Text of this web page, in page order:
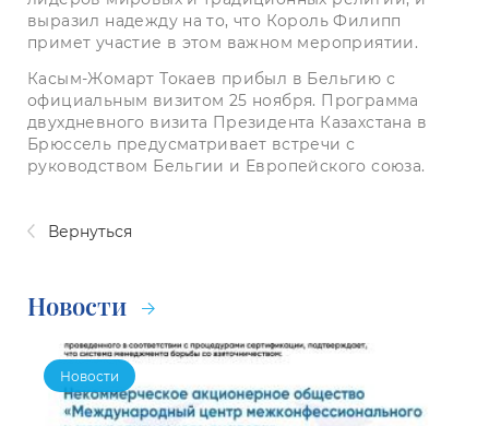
выразил надежду на то, что Король Филипп
примет участие в этом важном мероприятии.
Касым-Жомарт Токаев прибыл в Бельгию с
официальным визитом 25 ноября. Программа
двухдневного визита Президента Казахстана в
Брюссель предусматривает встречи с
руководством Бельгии и Европейского союза.
Вернуться
Новости
Новости